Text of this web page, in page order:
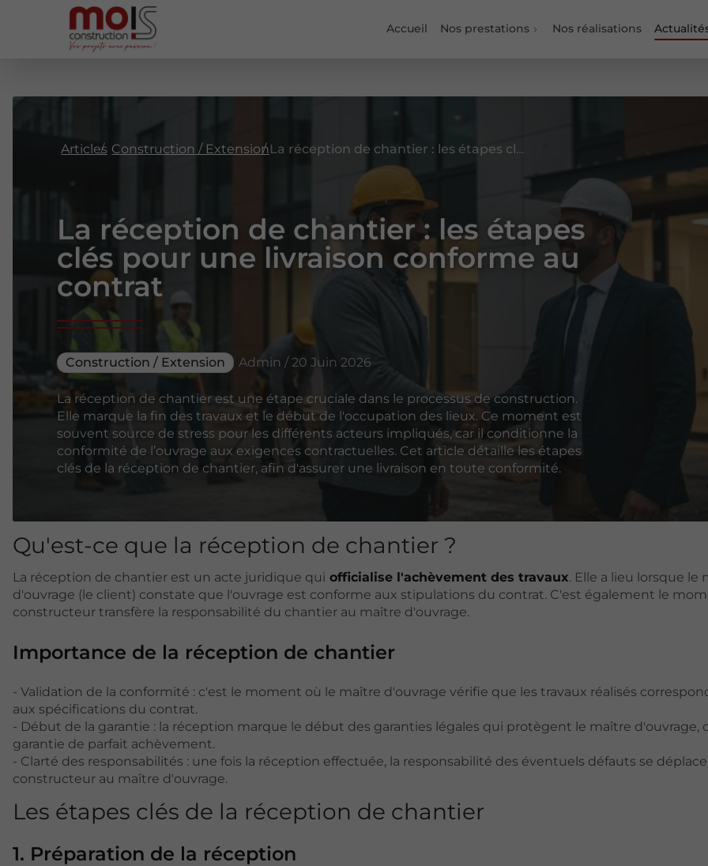
Accueil Nos prestations Nos réalisations
Articles Construction / Extension La réception de chantier : les étapes clés pour une livraison conforme au contrat
La réception de chantier : les étapes
clés pour une livraison conforme au
contrat
Construction / Extension Admin / 20 Juin 2026
La réception de chantier est une étape cruciale dans le processus de construction.
Elle marque la fin des travaux et le début de l'occupation des lieux. Ce moment est
souvent source de stress pour les différents acteurs impliqués, car il conditionne la
conformité de l’ouvrage aux exigences contractuelles. Cet article détaille les étapes
clés de la réception de chantier, afin d'assurer une livraison en toute conformité.
Qu'est-ce que la réception de chantier ?
La réception de chantier est un acte juridique qui officialise l'achèvement des travaux. Elle a lieu lorsque le
d'ouvrage (le client) constate que l'ouvrage est conforme aux stipulations du contrat. C'est également le
constructeur transfère la responsabilité du chantier au maître d'ouvrage.
Importance de la réception de chantier
- Validation de la conformité : c'est le moment où le maître d'ouvrage vérifie que les travaux réalisés
aux spécifications du contrat.
- Début de la garantie : la réception marque le début des garanties légales qui protègent le maître d'ouvrage,
garantie de parfait achèvement.
- Clarté des responsabilités : une fois la réception effectuée, la responsabilité des éventuels défauts se
constructeur au maître d'ouvrage.
Les étapes clés de la réception de chantier
1. Préparation de la réception